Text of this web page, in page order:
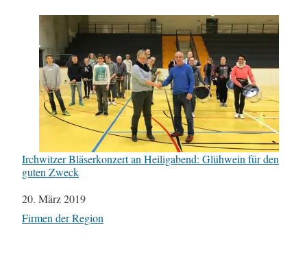
Irchwitzer Bläserkonzert an Heiligabend: Glühwein für den
guten Zweck
Datum
20. März 2019
In Bezug auf
Firmen der Region